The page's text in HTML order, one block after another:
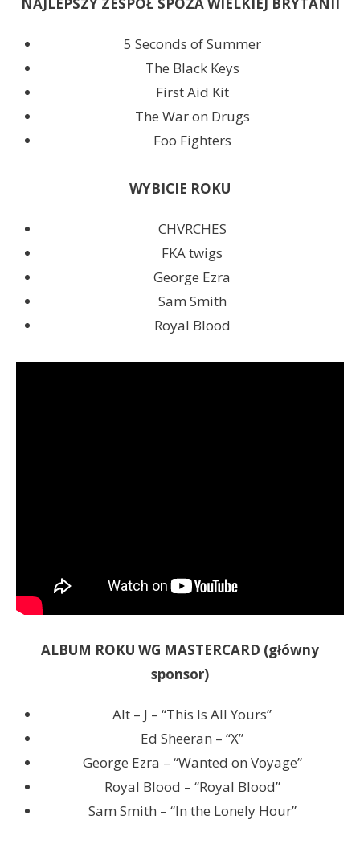
5 Seconds of Summer
The Black Keys
First Aid Kit
The War on Drugs
Foo Fighters
WYBICIE ROKU
CHVRCHES
FKA twigs
George Ezra
Sam Smith
Royal Blood
ALBUM ROKU WG MASTERCARD (główny
sponsor)
Alt – J – “This Is All Yours”
Ed Sheeran – “X”
George Ezra – “Wanted on Voyage”
Royal Blood – “Royal Blood”
Sam Smith – “In the Lonely Hour”